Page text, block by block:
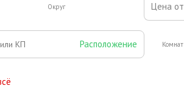
Округ Цена от
КП Расположение Комнат